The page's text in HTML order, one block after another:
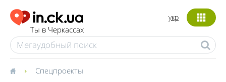
Ты в Черкассах
укр
Спецпроекты